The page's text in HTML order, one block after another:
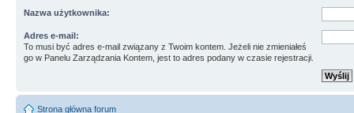
Nazwa użytkownika:
Adres e-mail:
To musi być adres e-mail związany z Twoim kontem. Jeżeli nie zmieniałeś
go w Panelu Zarządzania Kontem, jest to adres podany w czasie rejestracji.
Strona główna forum